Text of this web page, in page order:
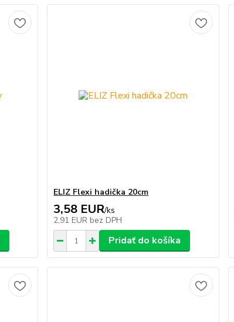
ELIZ Flexi hadička 20cm
3,58 EUR/ks
2,91 EUR bez DPH
Pridať do košíka